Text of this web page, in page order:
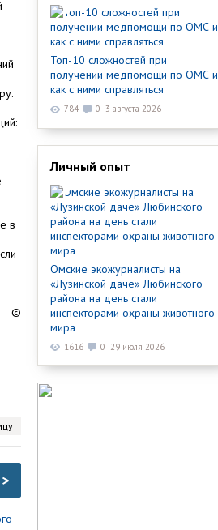
в
©
>
Топ-10 сложностей при
получении медпомощи по ОМС и
как с ними справляться
784 0 3 августа 2026
Личный опыт
Омские экожурналисты на
«Лузинской даче» Любинского
района на день стали
инспекторами охраны животного
мира
1616 0 29 июля 2026